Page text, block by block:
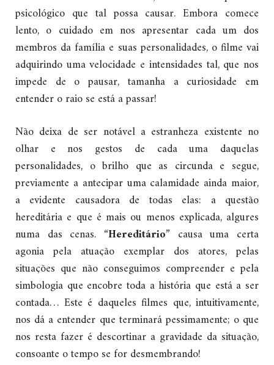
psicológico que tal possa causar. Embora comece
lento, o cuidado em nos apresentar cada um dos
membros da família e suas personalidades, o filme vai
adquirindo uma velocidade e intensidades tal, que nos
impede de o pausar, tamanha a curiosidade em
entender o raio se está a passar!
Não deixa de ser notável a estranheza existente no
olhar e nos gestos de cada uma daquelas
personalidades, o brilho que as circunda e segue,
previamente a antecipar uma calamidade ainda maior,
a evidente causadora de todas elas: a questão
hereditária e que é mais ou menos explicada, algures
numa das cenas. “Hereditário” causa uma certa
agonia pela atuação exemplar dos atores, pelas
situações que não conseguimos compreender e pela
simbologia que encobre toda a história que está a ser
contada… Este é daqueles filmes que, intuitivamente,
nos dá a entender que terminará pessimamente; o que
nos resta fazer é descortinar a gravidade da situação,
consoante o tempo se for desmembrando!